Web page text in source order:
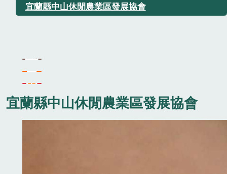
宜蘭縣中山休閒農業區發展協會
宜蘭縣中山休閒農業區發展協會